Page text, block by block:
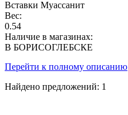
Вставки Муассанит
Вес:
0.54
Наличие в магазинах:
В БОРИСОГЛЕБСКЕ
Перейти к полному описанию
Найдено предложений: 1